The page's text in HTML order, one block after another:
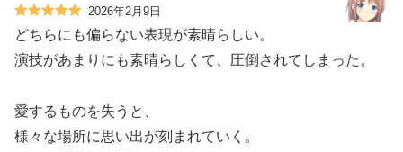
2026年2月9日
どちらにも偏らない表現が素晴らしい。
演技があまりにも素晴らしくて、圧倒されてしまった。
愛するものを失うと、
様々な場所に思い出が刻まれていく。